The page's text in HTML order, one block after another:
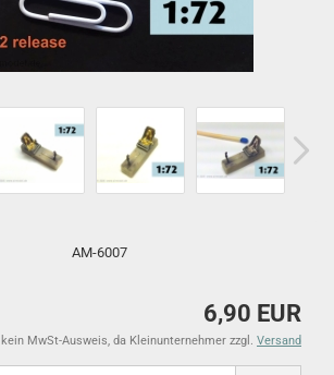
AM-6007
6,90 EUR
MwSt-Ausweis, da Kleinunternehmer zzgl. Versand